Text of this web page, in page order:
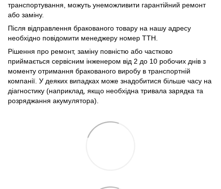
транспортування, можуть унеможливити гарантійний ремонт
або заміну.
Після відправлення бракованого товару на нашу адресу
необхідно повідомити менеджеру номер ТТН.
Рішення про ремонт, заміну повністю або частково
приймається сервісним інженером від 2 до 10 робочих днів з
моменту отримання бракованого виробу в транспортній
компанії. У деяких випадках може знадобитися більше часу на
діагностику (наприклад, якщо необхідна тривала зарядка та
розряджання акумулятора).